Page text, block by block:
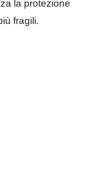
la protezione
fragili.